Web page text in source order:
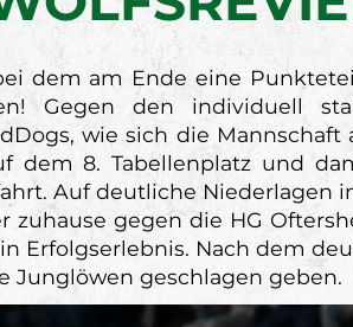
dem am Ende eine
Gegen den individuell
wie sich die Mannschaft
dem 8. Tabellenplatz und
Auf deutliche Niederlagen
gegen die HG
Erfolgserlebnis. Nach dem
Junglöwen geschlagen geben.